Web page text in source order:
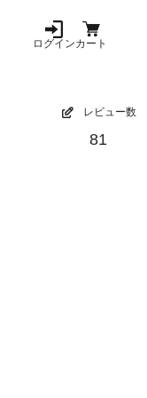
ログインカート
レビュー数
81